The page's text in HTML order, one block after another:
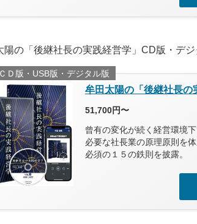
の「後継社長の実践経営学」CD版・デジ
Ｄ版・USB版・デジタル版
牟田太陽の「後継社長の
51,700円〜
曾有の変化が続く経営環境
必要な社長業の原理原則を
必須の１５の鉄則を披露。